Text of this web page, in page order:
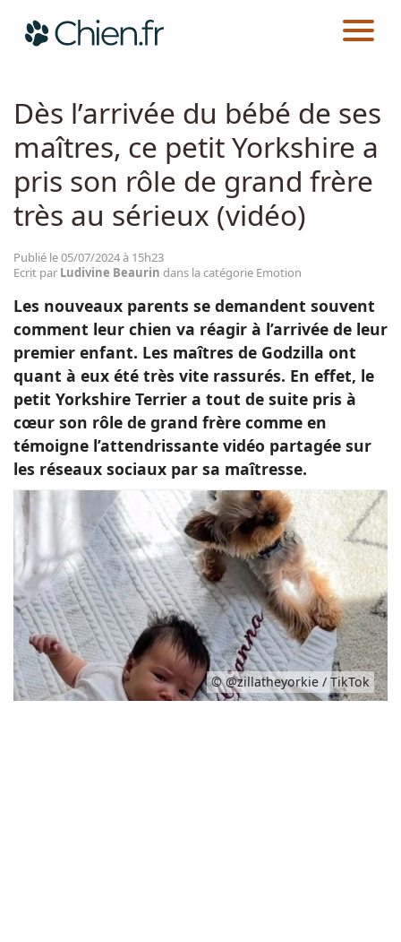
Races
Guides
CHIEN.FR ACTUALITÉS
Dès l’arrivée du bébé de ses
maîtres, ce petit Yorkshire a
pris son rôle de grand frère
très au sérieux (vidéo)
Publié le 05/07/2024 à 15h23
Ecrit par Ludivine Beaurin dans la catégorie Emotion
Les nouveaux parents se demandent souvent
comment leur chien va réagir à l’arrivée de leur
premier enfant. Les maîtres de Godzilla ont
quant à eux été très vite rassurés. En effet, le
petit Yorkshire Terrier a tout de suite pris à
cœur son rôle de grand frère comme en
témoigne l’attendrissante vidéo partagée sur
les réseaux sociaux par sa maîtresse.
© @zillatheyorkie / TikTok